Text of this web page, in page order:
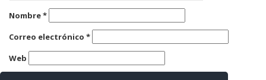
Nombre*
Correo electrónico *
Web